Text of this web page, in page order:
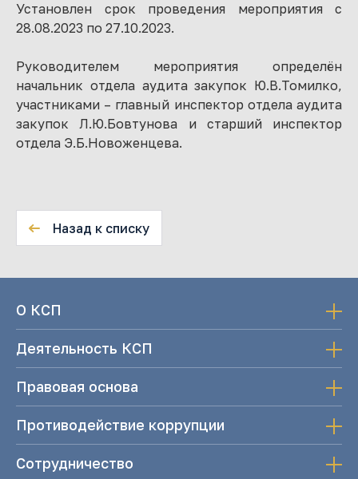
Установлен срок проведения мероприятия с
28.08.2023 по 27.10.2023.
Руководителем мероприятия определён
начальник отдела аудита закупок Ю.В.Томилко,
участниками – главный инспектор отдела аудита
закупок Л.Ю.Бовтунова и старший инспектор
отдела Э.Б.Новоженцева.
Назад к списку
О КСП
Деятельность КСП
Правовая основа
Противодействие коррупции
Сотрудничество